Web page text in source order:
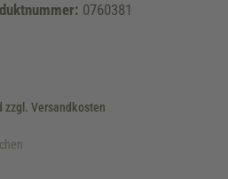
0760381
zzgl. Versandkosten